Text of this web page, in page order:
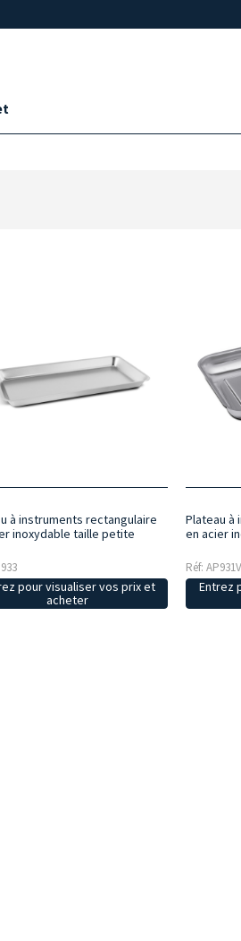
à instruments rectangulaire
inoxydable taille petite
pour visualiser vos prix et
acheter
Plateau à
en acier
Réf: AP931V
Entrez